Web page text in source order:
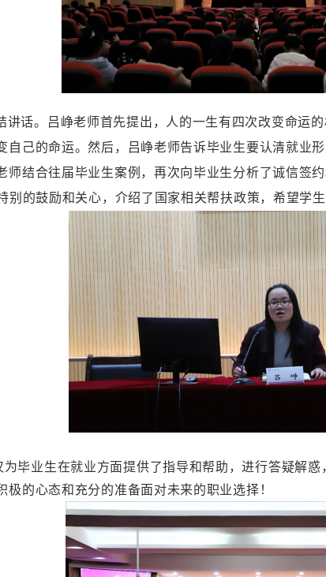
讲话。吕峥老师首先提出，人的一生有四次改变命运
自己的命运。然后，吕峥老师告诉毕业生要认清就业
师结合往届毕业生案例，再次向毕业生分析了诚信签
别的鼓励和关心，介绍了国家相关帮扶政策，希望学
毕业生在就业方面提供了指导和帮助，进行答疑解
的心态和充分的准备面对未来的职业选择！